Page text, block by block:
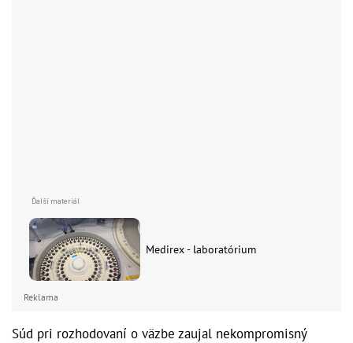
Medirex - laboratórium
Reklama
Súd pri rozhodovaní o väzbe zaujal nekompromisný